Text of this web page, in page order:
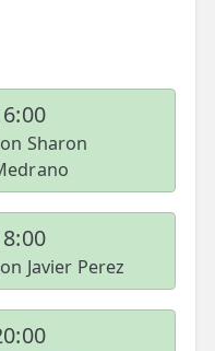
Sharon
Javier Perez